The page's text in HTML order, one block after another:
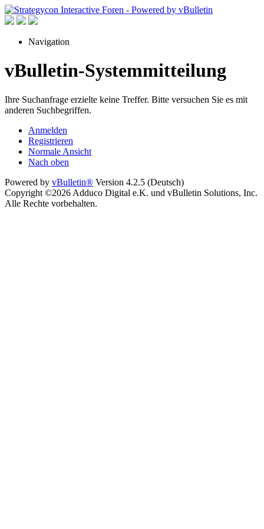
Navigation
vBulletin-Systemmitteilung
Ihre Suchanfrage erzielte keine Treffer. Bitte versuchen Sie es mit
anderen Suchbegriffen.
Anmelden
Registrieren
Normale Ansicht
Nach oben
Powered by vBulletin® Version 4.2.5 (Deutsch)
Copyright ©2026 Adduco Digital e.K. und vBulletin Solutions, Inc.
Alle Rechte vorbehalten.